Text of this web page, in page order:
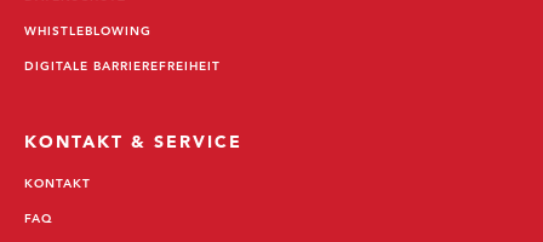
WHISTLEBLOWING
DIGITALE BARRIEREFREIHEIT
KONTAKT & SERVICE
KONTAKT
FAQ